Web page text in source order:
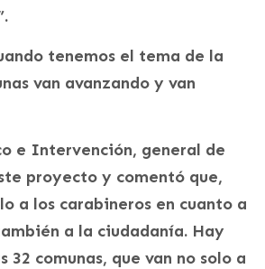
tenemos el tema de la
van avanzando y van
e Intervención, general de
proyecto y comentó que,
a los carabineros en cuanto a
a la ciudadanía. Hay
comunas, que van no solo a